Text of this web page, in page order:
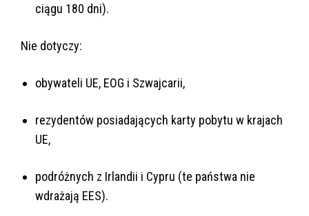
ciągu 180 dni).
Nie dotyczy:
obywateli UE, EOG i Szwajcarii,
rezydentów posiadających karty pobytu w krajach
UE,
podróżnych z Irlandii i Cypru (te państwa nie
wdrażają EES).